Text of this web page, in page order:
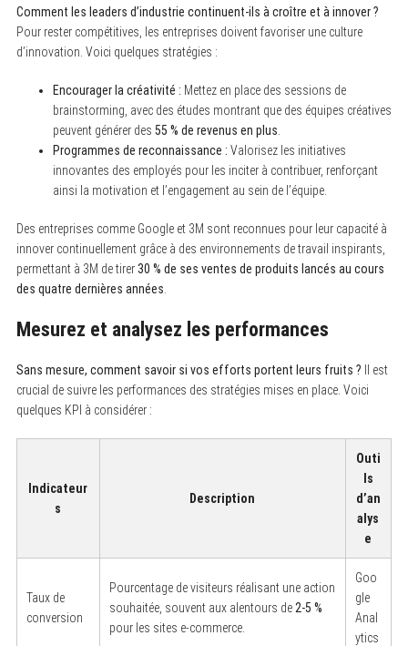
Comment les leaders d’industrie continuent-ils à croître et à innover ?
Pour rester compétitives, les entreprises doivent favoriser une culture
d’innovation. Voici quelques stratégies :
Encourager la créativité : Mettez en place des sessions de
brainstorming, avec des études montrant que des équipes créatives
peuvent générer des 55 % de revenus en plus
Programmes de reconnaissance : Valorisez les initiatives
innovantes des employés pour les inciter à contribuer, renforçant
ainsi la motivation et l’engagement au sein de l’équipe.
Des entreprises comme Google et 3M sont reconnues pour leur capacité à
innover continuellement grâce à des environnements de travail inspirants,
permettant à 3M de tirer30 % de ses ventes de produits lancés au cours
des quatre dernières années
Mesurez et analysez les performances
Sans mesure, comment savoir si vos efforts portent leurs fruits ? Il est
crucial de suivre les performances des stratégies mises en place. Voici
quelques KPI à considérer :
Indicateur
s
Description
Outi
ls
d’an
alys
e
Taux de
conversion
Pourcentage de visiteurs réalisant une action
souhaitée, souvent aux alentours de 2-5 %
pour les sites e-commerce.
Goo
gle
Anal
ytics